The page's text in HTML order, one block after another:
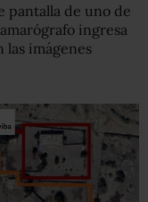
pantalla de uno de
ingresa
imágenes